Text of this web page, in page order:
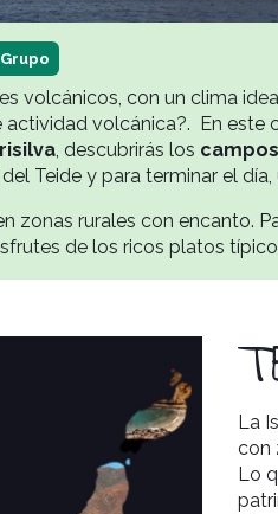
Grupo
volcánicos, con un clima
volcánica?. En este
, descubrirás los
Teide y para terminar el
zonas rurales con encanto.
de los ricos platos
La
con
Lo